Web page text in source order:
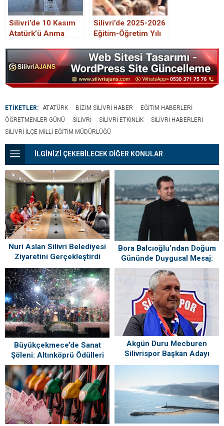
Silivri’de 10 Kasım
Atatürk’ü Anma
Silivri’de 2025-2026
Eğitim-Öğretim Yılı
Gerçekleştirildi
ETİKETLER: ATATÜRK BIZIM SILIVRI HABER
EĞITIM HABERLERI
ÖĞRETMENLER GÜNÜ
SILIVRI SILIVRI ETKINLIK
SILIVRI HABERLERI
SILIVRI İLÇE MILLI EĞITIM MÜDÜRLÜĞÜ
İLGİNİZİ ÇEKEBİLECEK DİĞER KONULAR
Nuri Aslan Silivri Belediyesi
Ziyaretini Gerçekleştirdi
Bora Balcıoğlu’ndan Doğum
Gününde Duygusal Mesaj:
“Silivri’mi Çok Özlüyorum”
Büyükçekmece’de Sanat
Şöleni: Altınköprü Ödülleri
Sahiplerini Buldu!
Akgün Duru Mecburen
Silivrispor Başkan Adayı